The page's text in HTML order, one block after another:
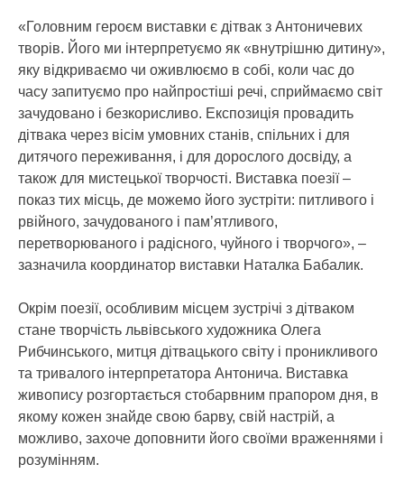
«Головним героєм виставки є дітвак з Антоничевих
творів. Його ми інтерпретуємо як «внутрішню дитину»,
яку відкриваємо чи оживлюємо в собі, коли час до
часу запитуємо про найпростіші речі, сприймаємо світ
зачудовано і безкорисливо. Експозиція провадить
дітвака через вісім умовних станів, спільних і для
дитячого переживання, і для дорослого досвіду, а
також для мистецької творчості. Виставка поезії –
показ тих місць, де можемо його зустріти: питливого і
рвійного, зачудованого і пам’ятливого,
перетворюваного і радісного, чуйного і творчого», –
зазначила координатор виставки Наталка Бабалик.
Окрім поезії, особливим місцем зустрічі з дітваком
стане творчість львівського художника Олега
Рибчинського, митця дітвацького світу і проникливого
та тривалого інтерпретатора Антонича. Виставка
живопису розгортається стобарвним прапором дня, в
якому кожен знайде свою барву, свій настрій, а
можливо, захоче доповнити його своїми враженнями і
розумінням.